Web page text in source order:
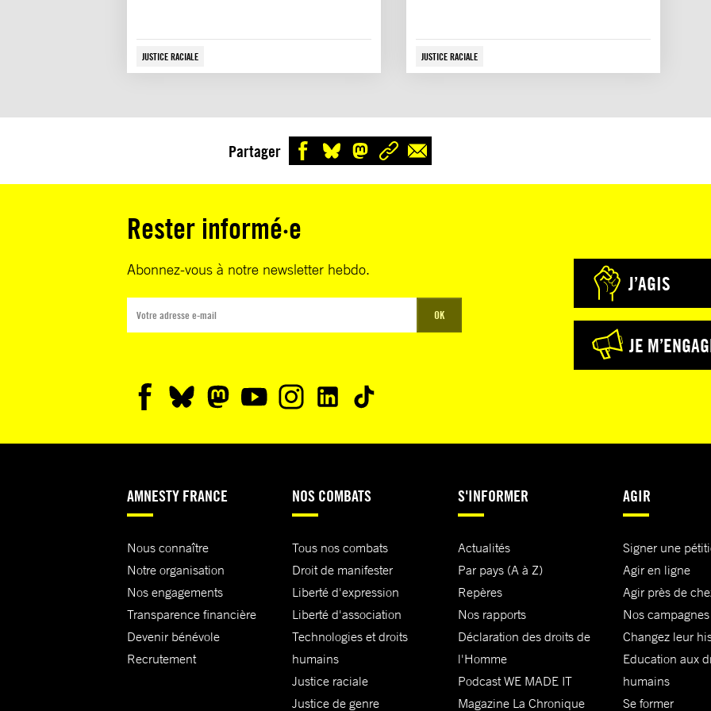
JUSTICE RACIALE JUSTICE RACIALE
Partager
Rester informé·e
Abonnez-vous à notre newsletter hebdo.
OK
J’AGIS
JE
AMNESTY FRANCE
Nous connaître
Notre organisation
Nos engagements
Transparence financière
Devenir bénévole
Recrutement
NOS COMBATS
Tous nos combats
Droit de manifester
Liberté d'expression
Liberté d'association
Technologies et droits
humains
Justice raciale
Justice de genre
S'INFORMER
Actualités
Par pays (A à Z)
Repères
Nos rapports
Déclaration des droits de
l'Homme
Podcast WE MADE IT
Magazine La Chronique
AGIR
Signer une
Agir en ligne
Agir près de
Nos campagnes
Changez leur
Education aux
humains
Se former